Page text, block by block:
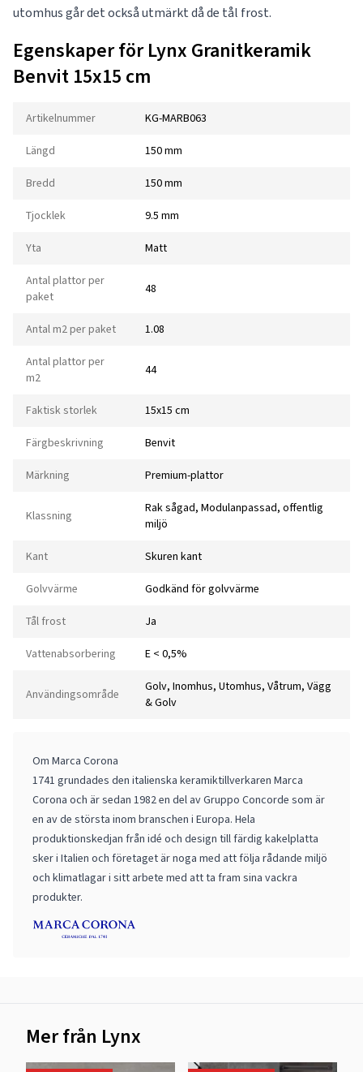
utomhus går det också utmärkt då de tål frost.
Egenskaper för Lynx Granitkeramik
Benvit 15x15 cm
Artikelnummer KG-MARB063
Längd 150 mm
Bredd 150 mm
Tjocklek 9.5 mm
Yta Matt
Antal plattor per
paket
48
Antal m2 per paket 1.08
Antal plattor per
m2
44
Faktisk storlek 15x15 cm
Färgbeskrivning Benvit
Märkning Premium-plattor
Klassning
Rak sågad, Modulanpassad, offentlig
miljö
Kant Skuren kant
Golvvärme Godkänd för golvvärme
Tål frost Ja
Vattenabsorbering E < 0,5%
Användingsområde
Golv, Inomhus, Utomhus, Våtrum, Vägg
& Golv
Om Marca Corona
1741 grundades den italienska keramiktillverkaren Marca
Corona och är sedan 1982 en del av Gruppo Concorde som är
en av de största inom branschen i Europa. Hela
produktionskedjan från idé och design till färdig kakelplatta
sker i Italien och företaget är noga med att följa rådande miljö
och klimatlagar i sitt arbete med att ta fram sina vackra
produkter.
Mer från Lynx